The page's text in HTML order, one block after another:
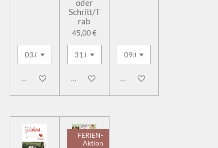
In den Warenkorb
oder
Schritt/T
rab
45,00 €
In den WarenkorbIn den Warenkorb
FERIEN-
Aktion